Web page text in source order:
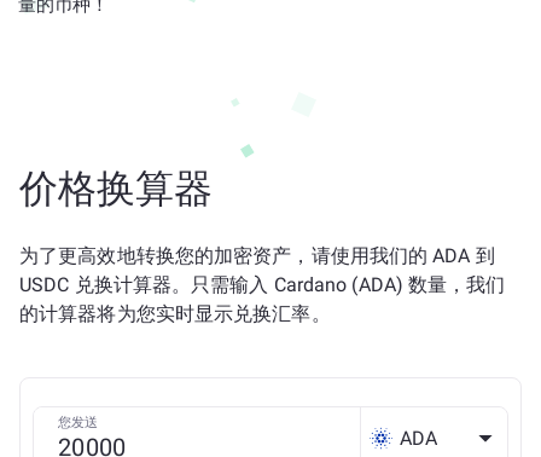
量的币种！
价格换算器
为了更高效地转换您的加密资产，请使用我们的 ADA 到
USDC 兑换计算器。只需输入 Cardano (ADA) 数量，我们
的计算器将为您实时显示兑换汇率。
您发送
ADA